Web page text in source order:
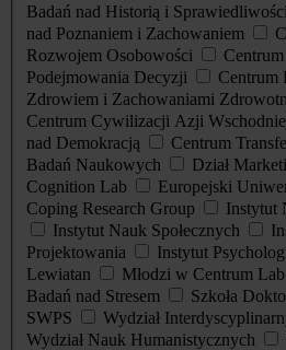
Badań nad Historią i
nad Poznaniem i Zachowaniem
Rozwojem Osobowości
Podejmowania Decyzji
Centrum
Zdrowiem i Zachowaniami
Centrum Cywilizacji Azji
nad Demokracją
Centrum
Badań Naukowych
Dział
Cognition Lab
Europejski
Coping Research Group
Instytut
Instytut Nauk Społecznych
Projektowania
Instytut
Lewiatan
Młodzi w Centrum Lab
Badań nad Stresem
Szkoła
SWPS
Wydział
Wydział Nauk Humanistycznych